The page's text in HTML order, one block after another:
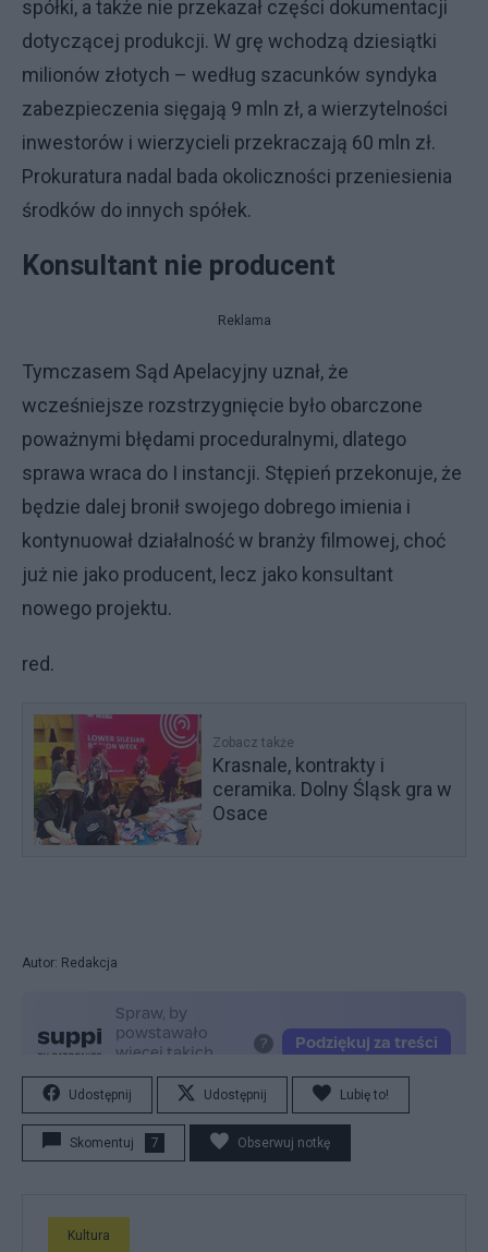
spółki, a także nie przekazał części dokumentacji
dotyczącej produkcji. W grę wchodzą dziesiątki
milionów złotych – według szacunków syndyka
zabezpieczenia sięgają 9 mln zł, a wierzytelności
inwestorów i wierzycieli przekraczają 60 mln zł.
Prokuratura nadal bada okoliczności przeniesienia
środków do innych spółek.
Konsultant nie producent
Reklama
Tymczasem Sąd Apelacyjny uznał, że
wcześniejsze rozstrzygnięcie było obarczone
poważnymi błędami proceduralnymi, dlatego
sprawa wraca do I instancji. Stępień przekonuje, że
będzie dalej bronił swojego dobrego imienia i
kontynuował działalność w branży filmowej, choć
już nie jako producent, lecz jako konsultant
nowego projektu.
red.
Zobacz także
Krasnale, kontrakty i
ceramika. Dolny Śląsk gra w
Osace
Autor: Redakcja
Udostępnij Udostępnij Lubię to!
Skomentuj 7 Obserwuj notkę
Kultura